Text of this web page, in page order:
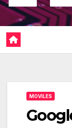
MOVILES